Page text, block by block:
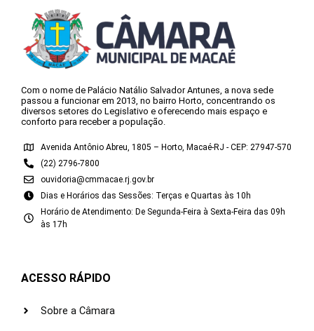
Com o nome de Palácio Natálio Salvador Antunes, a nova sede
passou a funcionar em 2013, no bairro Horto, concentrando os
diversos setores do Legislativo e oferecendo mais espaço e
conforto para receber a população.
Avenida Antônio Abreu, 1805 – Horto, Macaé-RJ - CEP: 27947-570
(22) 2796-7800
ouvidoria@cmmacae.rj.gov.br
Dias e Horários das Sessões: Terças e Quartas às 10h
Horário de Atendimento: De Segunda-Feira à Sexta-Feira das 09h
às 17h
ACESSO RÁPIDO
Sobre a Câmara